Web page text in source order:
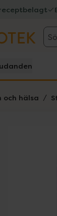
och hälsa
.